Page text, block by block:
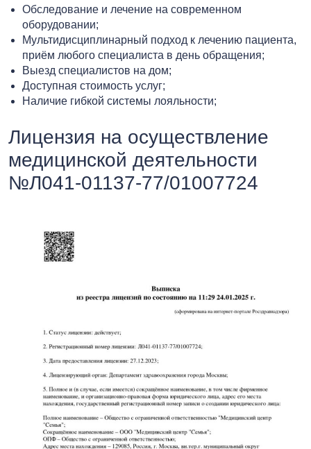
Обследование и лечение на современном
оборудовании;
Мультидисциплинарный подход к лечению пациента,
приём любого специалиста в день обращения;
Выезд специалистов на дом;
Доступная стоимость услуг;
Наличие гибкой системы лояльности;
Лицензия на осуществление
медицинской деятельности
№Л041-01137-77/01007724